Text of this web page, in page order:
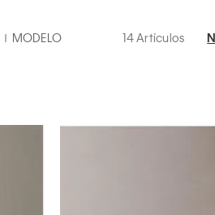
MODELO 14 Artículos